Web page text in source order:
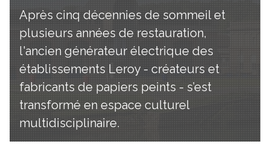
Après cinq décennies de sommeil et
plusieurs années de restauration,
l'ancien générateur électrique des
établissements Leroy - créateurs et
fabricants de papiers peints - s’est
transformé en espace culturel
multidisciplinaire.